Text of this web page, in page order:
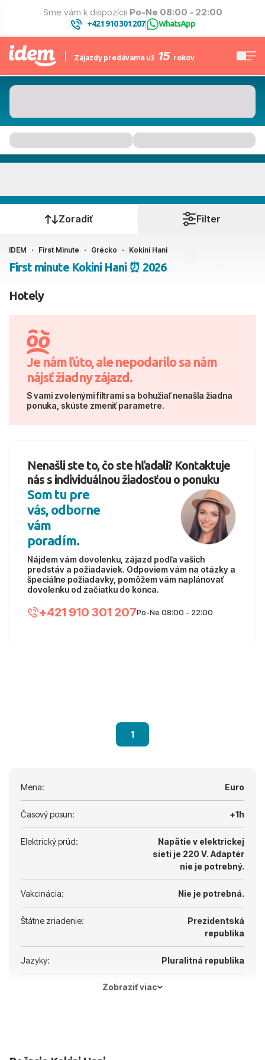
Sme vám k dispozícii Po-Ne 08:00 - 22:00
+421 910 301 207| WhatsApp
Zájazdy predávame už 15 rokov
Kedy cestujete?
Ako cestujete?
2 dospelí, 0 deti
Zoradiť Filter
IDEM First Minute Grécko Kokini Hani
First minute Kokini Hani ⏰ 2026
Hotely
Je nám ľúto, ale nepodarilo sa nám
nájsť žiadny zájazd.
S vami zvolenými filtrami sa bohužiaľ nenašla žiadna
ponuka, skúste zmeniť parametre.
Nenašli ste to, čo ste hľadali? Kontaktuje
nás s individuálnou žiadosťou o ponuku
Som tu pre
vás, odborne
vám
poradím.
Nájdem vám dovolenku, zájazd podľa vašich
predstáv a požiadaviek. Odpoviem vám na otázky a
špeciálne požiadavky, pomôžem vám naplánovať
dovolenku od začiatku do konca.
+421 910 301 207Po-Ne 08:00 - 22:00
1
Mena: Euro
Časový posun: +1h
Elektrický prúd:
Napätie v elektrickej
sieti je 220 V. Adaptér
nie je potrebný.
Vakcinácia: Nie je potrebná.
Štátne zriadenie:
Prezidentská
republika
Jazyky: Pluralitná republika
Zobraziť viac